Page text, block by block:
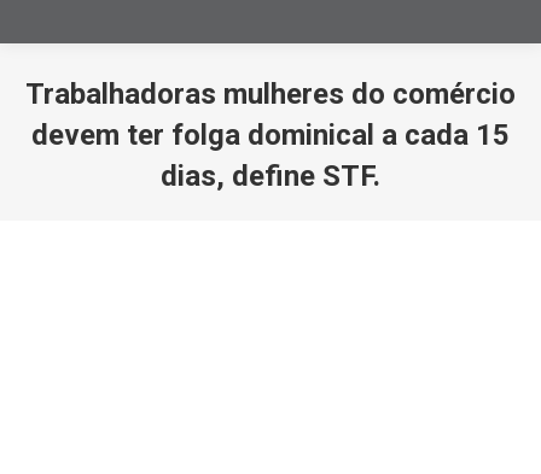
Trabalhadoras mulheres do comércio
devem ter folga dominical a cada 15
dias, define STF.